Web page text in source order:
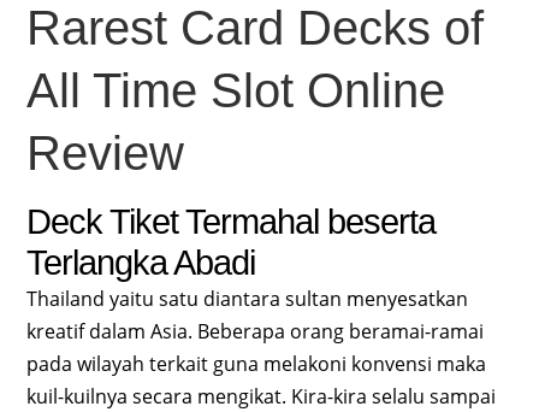
Rarest Card Decks of
All Time Slot Online
Review
Deck Tiket Termahal beserta
Terlangka Abadi
Thailand yaitu satu diantara sultan menyesatkan
kreatif dalam Asia. Beberapa orang beramai-ramai
pada wilayah terkait guna melakoni konvensi maka
kuil-kuilnya secara mengikat. Kira-kira selalu sampai